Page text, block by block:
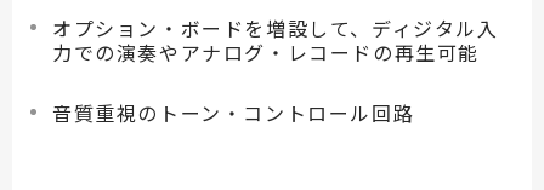
オプション・ボードを増設して、ディジタル入
力での演奏やアナログ・レコードの再生可能
音質重視のトーン・コントロール回路